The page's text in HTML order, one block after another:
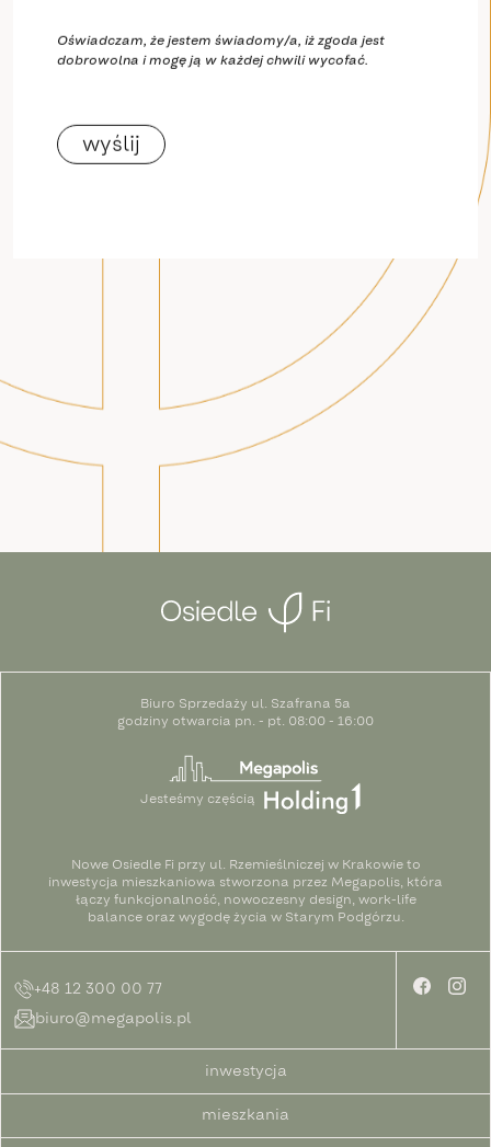
Oświadczam, że jestem świadomy/a, iż zgoda jest
dobrowolna i mogę ją w każdej chwili wycofać.
Biuro Sprzedaży ul. Szafrana 5a
godziny otwarcia pn. - pt. 08:00 - 16:00
Jesteśmy częścią
Nowe Osiedle Fi przy ul. Rzemieślniczej w Krakowie to
inwestycja mieszkaniowa stworzona przez Megapolis, która
łączy funkcjonalność, nowoczesny design, work-life
balance oraz wygodę życia w Starym Podgórzu.
+48 12 300 00 77
biuro@megapolis.pl
inwestycja
mieszkania